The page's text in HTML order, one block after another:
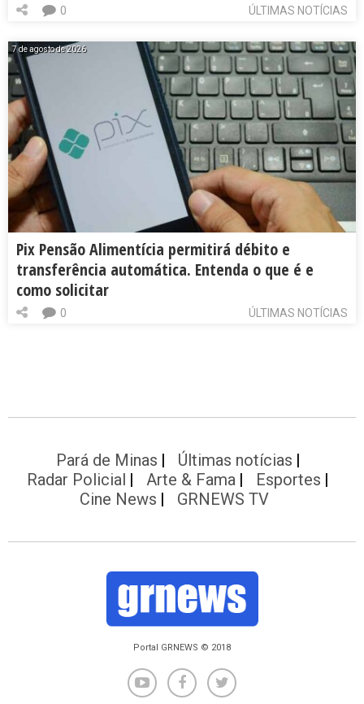
ÚLTIMAS NOTÍCIAS
0
7 de agosto de 2026
Pix Pensão Alimentícia permitirá débito e
transferência automática. Entenda o que é e
como solicitar
ÚLTIMAS NOTÍCIAS
0
Pará de Minas
Últimas notícias
Radar Policial
Arte & Fama
Esportes
Cine News
GRNEWS TV
Portal GRNEWS © 2018